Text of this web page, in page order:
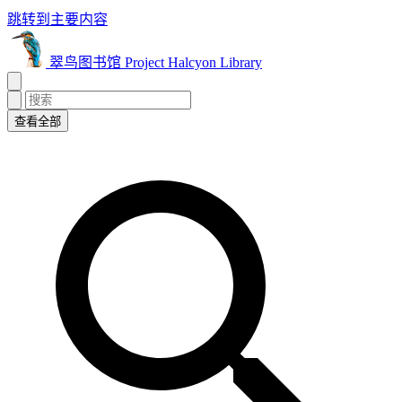
跳转到主要内容
翠鸟图书馆 Project Halcyon Library
查看全部